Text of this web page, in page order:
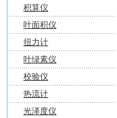
积算仪
叶面积仪
扭力计
叶绿素仪
校验仪
热流计
光泽度仪